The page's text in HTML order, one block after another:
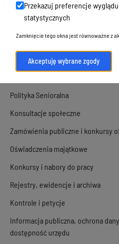
Geodezja, sprzedaż, dzierżawa
nieruchomości
Środowisko
Strategie, programy, plany
Polityka Senioralna
Konsultacje społeczne
Zamówienia publiczne i konkursy
Oświadczenia majątkowe
Konkursy i nabory do pracy
Rejestry, ewidencje i archiwa
Kontrole i petycje
Informacja publiczna, ochrona
dostępność urzędu
Przekazuj preferencje
statystycznych
Zamknięcie tego okna jest równoważne z
Akceptuję wybrane zgody